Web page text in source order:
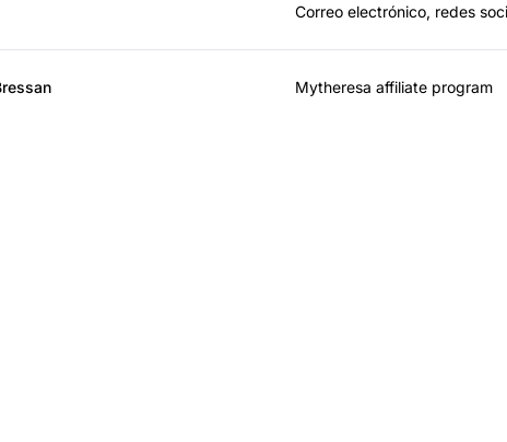
Correo electrónico, redes
Mytheresa affiliate program